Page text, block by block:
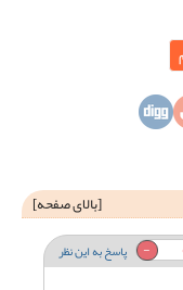
[بالای صفحه]
پاسخ به این نظر